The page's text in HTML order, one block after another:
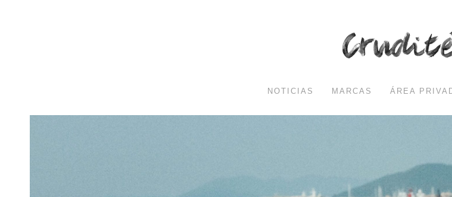
NOTICIAS MARCAS ÁREA